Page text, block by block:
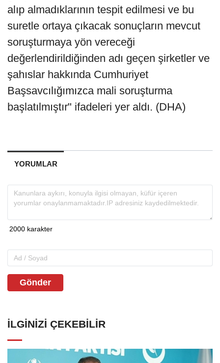
alıp almadıklarının tespit edilmesi ve bu
suretle ortaya çıkacak sonuçların mevcut
soruşturmaya yön vereceği
değerlendirildiğinden adı geçen şirketler ve
şahıslar hakkında Cumhuriyet
Başsavcılığımızca mali soruşturma
başlatılmıştır" ifadeleri yer aldı. (DHA)
YORUMLAR
Gönder
İLGINIZI ÇEKEBILIR